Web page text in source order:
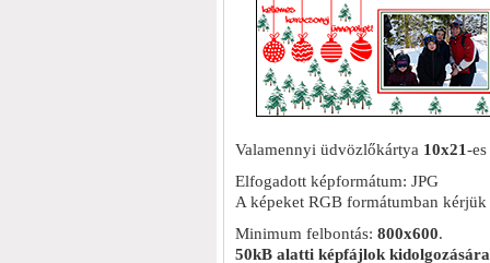
Valamennyi üdvözlőkártya 10x21-
Elfogadott képformátum: JPG
A képeket RGB formátumban
Minimum felbontás: 800x600.
50kB alatti képfájlok kidolgozására